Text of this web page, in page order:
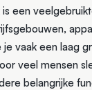
een
vaak een laag
veel mensen
belangrijke